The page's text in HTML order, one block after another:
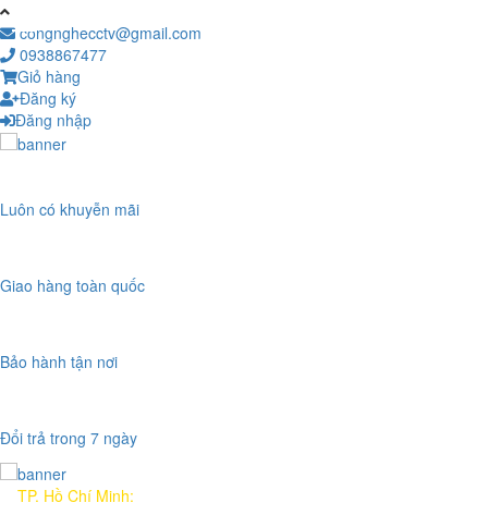
congnghecctv@gmail.com
0938867477
Giỏ hàng
Đăng ký
Đăng nhập
Luôn có khuyễn mãi
Giao hàng toàn quốc
Bảo hành tận nơi
Đổi trả trong 7 ngày
TP. Hồ Chí Minh: